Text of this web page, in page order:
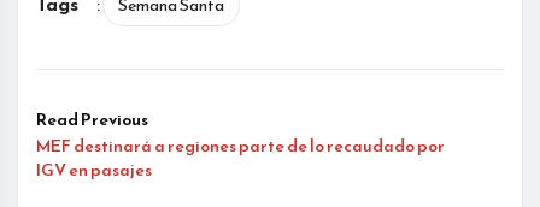
Semana Santa
Read Previous
MEF destinará a regiones parte de lo recaudado por
IGV en pasajes